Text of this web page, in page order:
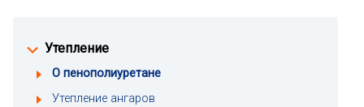
Утепление
О пенополиуретане
Утепление ангаров